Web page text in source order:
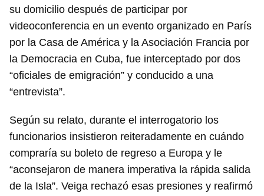
su domicilio después de participar por
videoconferencia en un evento organizado en París
por la Casa de América y la Asociación Francia por
la Democracia en Cuba, fue interceptado por dos
“oficiales de emigración” y conducido a una
“entrevista”.
Según su relato, durante el interrogatorio los
funcionarios insistieron reiteradamente en cuándo
compraría su boleto de regreso a Europa y le
“aconsejaron de manera imperativa la rápida salida
de la Isla”. Veiga rechazó esas presiones y reafirmó